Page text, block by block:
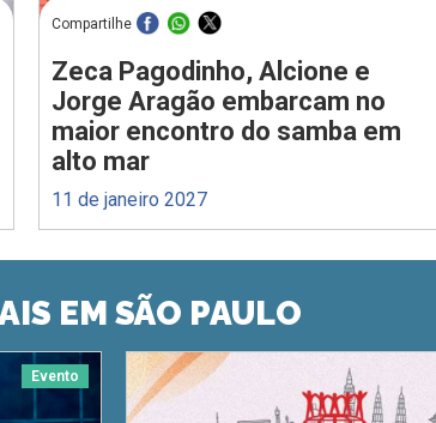
Compartilhe
Zeca Pagodinho, Alcione e
Jorge Aragão embarcam no
maior encontro do samba em
alto mar
11 de janeiro 2027
EM SÃO PAULO
Evento